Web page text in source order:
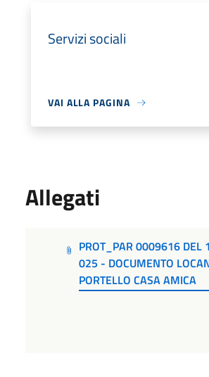
Servizi sociali
VAI ALLA PAGINA
Allegati
PROT_PAR 0009616
025 - DOCUMENTO
PORTELLO CASA AMICA